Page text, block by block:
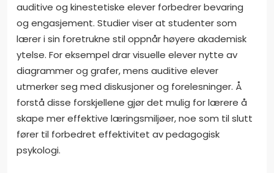
auditive og kinestetiske elever forbedrer bevaring
og engasjement. Studier viser at studenter som
lærer i sin foretrukne stil oppnår høyere akademisk
ytelse. For eksempel drar visuelle elever nytte av
diagrammer og grafer, mens auditive elever
utmerker seg med diskusjoner og forelesninger. Å
forstå disse forskjellene gjør det mulig for lærere å
skape mer effektive læringsmiljøer, noe som til slutt
fører til forbedret effektivitet av pedagogisk
psykologi.